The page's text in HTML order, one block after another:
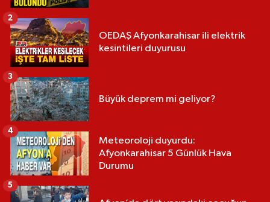
OEDAŞ Afyonkarahisar ili elektrik
kesintileri duyurusu
2
Büyük deprem mi geliyor?
3
Meteoroloji duyurdu:
Afyonkarahisar 5 Günlük Hava
Durumu
4
5